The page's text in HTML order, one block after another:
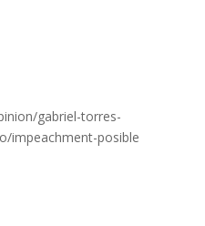
gabriel-torres-
impeachment-posible